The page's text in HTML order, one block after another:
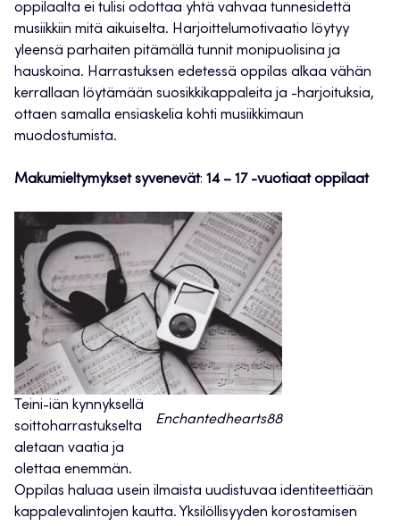
oppilaalta ei tulisi odottaa yhtä vahvaa tunnesidettä
musiikkiin mitä aikuiselta. Harjoittelumotivaatio löytyy
yleensä parhaiten pitämällä tunnit monipuolisina ja
hauskoina. Harrastuksen edetessä oppilas alkaa vähän
kerrallaan löytämään suosikkikappaleita ja -harjoituksia,
ottaen samalla ensiaskelia kohti musiikkimaun
muodostumista.
Makumieltymykset syvenevät: 14 – 17 -vuotiaat oppilaat
Enchantedhearts88
Teini-iän kynnyksellä
soittoharrastukselta
aletaan vaatia ja
olettaa enemmän.
Oppilas haluaa usein ilmaista uudistuvaa identiteettiään
kappalevalintojen kautta. Yksilöllisyyden korostamisen